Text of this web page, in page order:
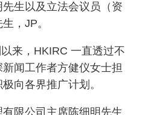
生以及立法会议员（资
，JP。
来，HKIRC 一直透过不
闻工作者方健仪女士担
向各界推广计划。
限公司主席陈细明先生